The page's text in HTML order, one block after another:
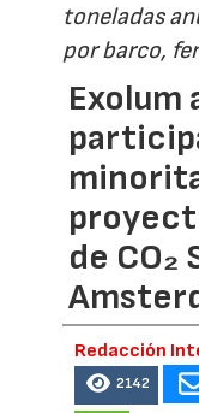
toneladas
por barco,
Exolum
de CO₂
Redacción
2142